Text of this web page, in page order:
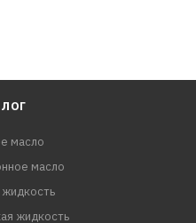
масло
масло
жидкость